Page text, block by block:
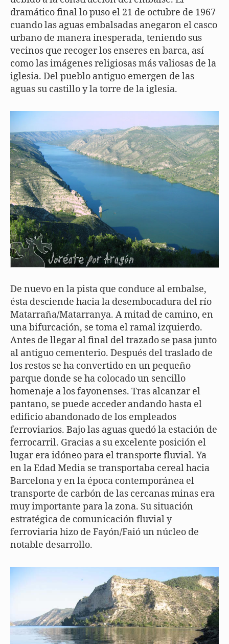
dramático final lo puso el 21 de octubre de 1967
cuando las aguas embalsadas anegaron el casco
urbano de manera inesperada, teniendo sus
vecinos que recoger los enseres en barca, así
como las imágenes religiosas más valiosas de la
iglesia. Del pueblo antiguo emergen de las
aguas su castillo y la torre de la iglesia.
De nuevo en la pista que conduce al embalse,
ésta desciende hacia la desembocadura del río
Matarraña/Matarranya. A mitad de camino, en
una bifurcación, se toma el ramal izquierdo.
Antes de llegar al final del trazado se pasa junto
al antiguo cementerio. Después del traslado de
los restos se ha convertido en un pequeño
parque donde se ha colocado un sencillo
homenaje a los fayonenses. Tras alcanzar el
pantano, se puede acceder andando hasta el
edificio abandonado de los empleados
ferroviarios. Bajo las aguas quedó la estación de
ferrocarril. Gracias a su excelente posición el
lugar era idóneo para el transporte fluvial. Ya
en la Edad Media se transportaba cereal hacia
Barcelona y en la época contemporánea el
transporte de carbón de las cercanas minas era
muy importante para la zona. Su situación
estratégica de comunicación fluvial y
ferroviaria hizo de Fayón/Faió un núcleo de
notable desarrollo.